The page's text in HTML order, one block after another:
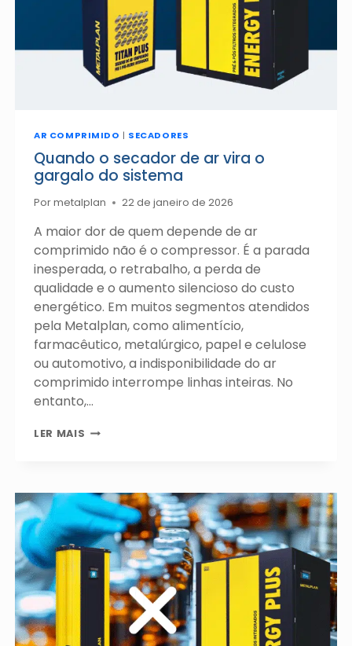
AR COMPRIMIDO | SECADORES
Quando o secador de ar vira o
gargalo do sistema
Pormetalplan 22 de janeiro de 2026
A maior dor de quem depende de ar
comprimido não é o compressor. É a parada
inesperada, o retrabalho, a perda de
qualidade e o aumento silencioso do custo
energético. Em muitos segmentos atendidos
pela Metalplan, como alimentício,
farmacêutico, metalúrgico, papel e celulose
ou automotivo, a indisponibilidade do ar
comprimido interrompe linhas inteiras. No
entanto,…
LER MAIS QUANDO
AR
VIRA
O
GARGALO
DO
SISTEMA